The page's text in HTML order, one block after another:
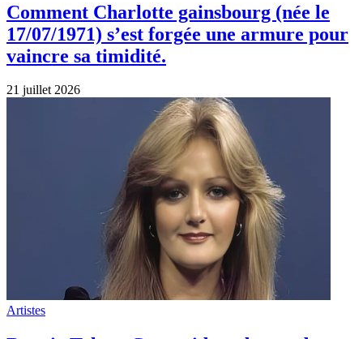
Comment Charlotte gainsbourg (née le
17/07/1971) s’est forgée une armure pour
vaincre sa timidité.
21 juillet 2026
Artistes